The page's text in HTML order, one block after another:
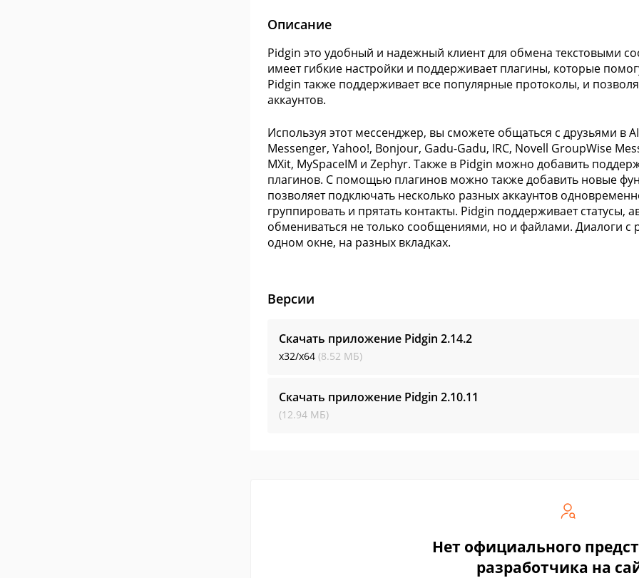
Описание
Pidgin это удобный и надежный клиент для обмена текстовыми
имеет гибкие настройки и поддерживает плагины, которые
Pidgin также поддерживает все популярные протоколы, и
аккаунтов.
Используя этот мессенджер, вы сможете общаться с друзьями в
Messenger, Yahoo!, Bonjour, Gadu-Gadu, IRC, Novell GroupWise
MXit, MySpaceIM и Zephyr. Также в Pidgin можно добавить
плагинов. С помощью плагинов можно также добавить новые
позволяет подключать несколько разных аккаунтов
группировать и прятать контакты. Pidgin поддерживает статусы,
обмениваться не только сообщениями, но и файлами. Диалоги с
одном окне, на разных вкладках.
Версии
Скачать приложение Pidgin 2.14.2
x32/x64 (8.52 МБ)
Скачать приложение Pidgin 2.10.11
(12.94 МБ)
Нет официального
разработчика на